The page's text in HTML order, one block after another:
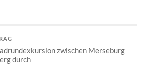
zwischen Merseburg
durch